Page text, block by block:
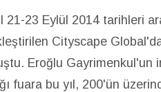
21-23 Eylül 2014 tarihleri
Cityscape
Eroğlu
fuara bu yıl, 200'ün